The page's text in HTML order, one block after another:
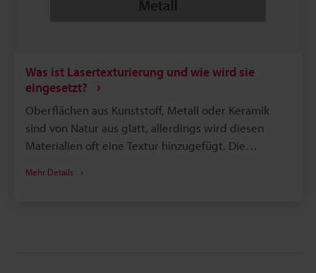
Was ist Lasertexturierung und wie wird sie
eingesetzt?
Oberflächen aus Kunststoff, Metall oder Keramik
sind von Natur aus glatt, allerdings wird diesen
Materialien oft eine Textur hinzugefügt. Die
Mehr Details